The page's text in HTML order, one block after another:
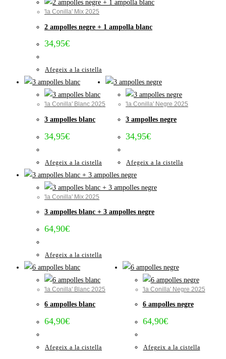
'la Conilla' Mix 2025
2 ampolles negre + 1 ampolla blanc
34,95€
Afegeix a la cistella
'la Conilla' Blanc 2025
3 ampolles blanc
34,95€
Afegeix a la cistella
'la Conilla' Negre 2025
3 ampolles negre
34,95€
Afegeix a la cistella
'la Conilla' Mix 2025
3 ampolles blanc + 3 ampolles negre
64,90€
Afegeix a la cistella
'la Conilla' Blanc 2025
6 ampolles blanc
64,90€
Afegeix a la cistella
'la Conilla' Negre 2025
6 ampolles negre
64,90€
Afegeix a la cistella